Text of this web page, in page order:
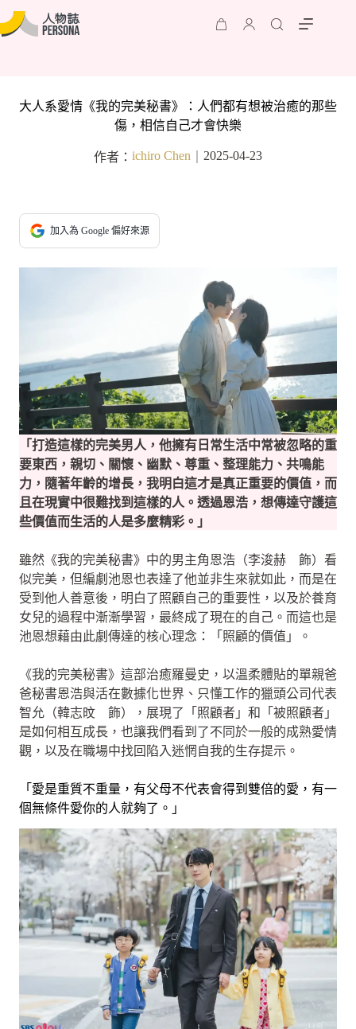
大人系愛情《我的完美秘書》：人們都有想被治癒的那些
傷，相信自己才會快樂
作者： ichiro Chen 2025-04-23
加入為 Google 偏好來源
「打造這樣的完美男人，他擁有日常生活中常被忽略的重
要東西，親切、關懷、幽默、尊重、整理能力、共鳴能
力，隨著年齡的增長，我明白這才是真正重要的價值，而
且在現實中很難找到這樣的人。透過恩浩，想傳達守護這
些價值而生活的人是多麼精彩。」
雖然《我的完美秘書》中的男主角恩浩（李浚赫 飾）看
似完美，但編劇池恩也表達了他並非生來就如此，而是在
受到他人善意後，明白了照顧自己的重要性，以及於養育
女兒的過程中漸漸學習，最終成了現在的自己。而這也是
池恩想藉由此劇傳達的核心理念：「照顧的價值」。
《我的完美秘書》這部治癒羅曼史，以溫柔體貼的單親爸
爸秘書恩浩與活在數據化世界、只懂工作的獵頭公司代表
智允（韓志旼 飾），展現了「照顧者」和「被照顧者」
是如何相互成長，也讓我們看到了不同於一般的成熟愛情
觀，以及在職場中找回陷入迷惘自我的生存提示。
「愛是重質不重量，有父母不代表會得到雙倍的愛，有一
個無條件愛你的人就夠了。」